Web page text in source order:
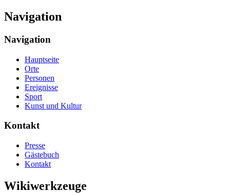
Navigation
Navigation
Hauptseite
Orte
Personen
Ereignisse
Sport
Kunst und Kultur
Kontakt
Presse
Gästebuch
Kontakt
Wikiwerkzeuge